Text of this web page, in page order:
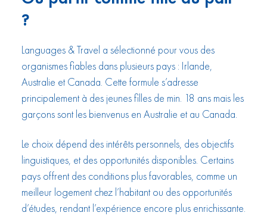
?
Languages & Travel a sélectionné pour vous des
organismes fiables dans plusieurs pays : Irlande,
Australie et Canada. Cette formule s’adresse
principalement à des jeunes filles de min. 18 ans mais les
garçons sont les bienvenus en Australie et au Canada.
Le choix dépend des intérêts personnels, des objectifs
linguistiques, et des opportunités disponibles. Certains
pays offrent des conditions plus favorables, comme un
meilleur logement chez l’habitant ou des opportunités
d’études, rendant l’expérience encore plus enrichissante.